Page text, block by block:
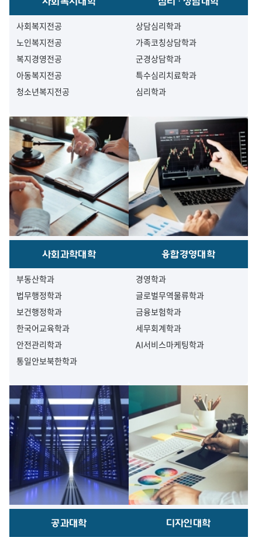
사회복지전공
노인복지전공
복지경영전공
아동복지전공
청소년복지전공
상담심리학과
가족코칭상담학과
군경상담학과
특수심리치료학과
심리학과
사회과학대학
부동산학과
법무행정학과
보건행정학과
한국어교육학과
안전관리학과
통일안보북한학과
융합경영대학
경영학과
글로벌무역물류학과
금융보험학과
세무회계학과
AI서비스마케팅학과
공과대학 디자인대학